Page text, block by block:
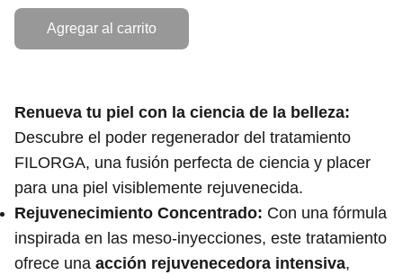
Agregar al carrito
Renueva tu piel con la ciencia de la belleza:
Descubre el poder regenerador del tratamiento
FILORGA, una fusión perfecta de ciencia y placer
para una piel visiblemente rejuvenecida.
Rejuvenecimiento Concentrado: Con una fórmula
inspirada en las meso-inyecciones, este tratamiento
ofrece una acción rejuvenecedora intensiva,